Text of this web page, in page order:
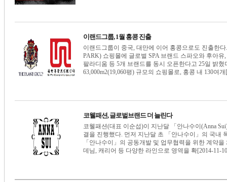
이랜드그룹, 1월 홍콩 진출
이랜드그룹이 중국, 대만에 이어 홍콩으로도 진출한
PARK) 쇼핑몰에 글로벌 SPA 브랜드 스파오와 후아
팔라디움 등 5개 브랜드를 동시 오픈한다고 25일 밝
63,000m2(19,060평) 규모의 쇼핑몰로, 홍콩 내 130여개
코웰패션, 글로벌브랜드 더 늘린다
코웰패션(대표 이순섭)이 지난달 「안나수이(Anna
결을 진행했다. 먼저 지난달 초 「안나수이」의 국내
「안나수이」의 공동개발 및 업무협력을 위한 계약
데님, 캐리어 등 다양한 라인으로 영역을 확[2014-11-